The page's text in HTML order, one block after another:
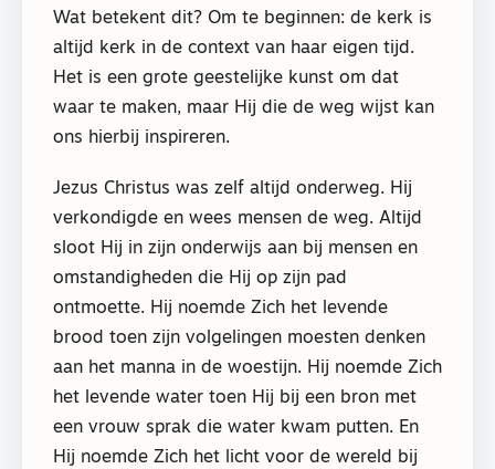
Wat betekent dit? Om te beginnen: de kerk is
altijd kerk in de context van haar eigen tijd.
Het is een grote geestelijke kunst om dat
waar te maken, maar Hij die de weg wijst kan
ons hierbij inspireren.
Jezus Christus was zelf altijd onderweg. Hij
verkondigde en wees mensen de weg. Altijd
sloot Hij in zijn onderwijs aan bij mensen en
omstandigheden die Hij op zijn pad
ontmoette. Hij noemde Zich het levende
brood toen zijn volgelingen moesten denken
aan het manna in de woestijn. Hij noemde Zich
het levende water toen Hij bij een bron met
een vrouw sprak die water kwam putten. En
Hij noemde Zich het licht voor de wereld bij